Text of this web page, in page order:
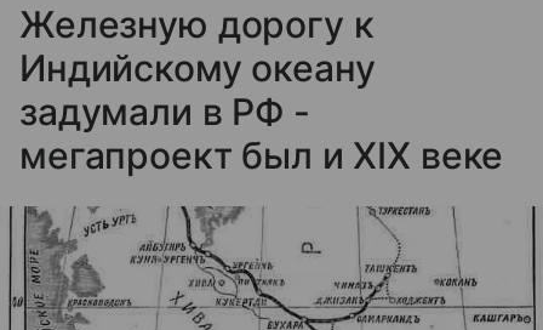
Железную дорогу к
Индийскому океану
задумали в РФ -
мегапроект был и XIX веке